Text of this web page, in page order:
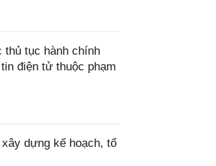
thủ tục hành chính
điện tử thuộc phạm
dựng kế hoạch, tổ